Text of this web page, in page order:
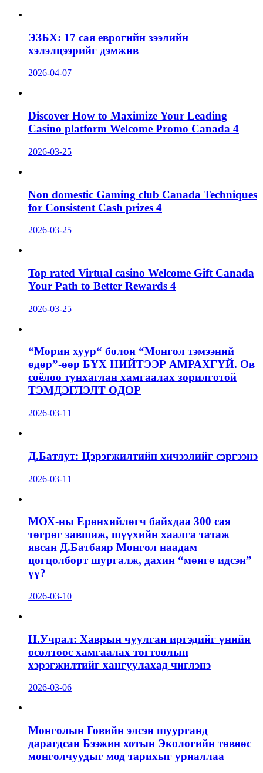
ЭЗБХ: 17 сая еврогийн зээлийн
хэлэлцээрийг дэмжив
2026-04-07
Discover How to Maximize Your Leading
Casino platform Welcome Promo Canada 4
2026-03-25
Non domestic Gaming club Canada Techniques
for Consistent Cash prizes 4
2026-03-25
Top rated Virtual casino Welcome Gift Canada
Your Path to Better Rewards 4
2026-03-25
“Морин хуур“ болон “Монгол тэмээний
өдөр”-өөр БҮХ НИЙТЭЭР АМРАХГҮЙ. Өв
соёлоо тунхаглан хамгаалах зорилготой
ТЭМДЭГЛЭЛТ ӨДӨР
2026-03-11
Д.Батлут: Цэрэгжилтийн хичээлийг сэргээнэ
2026-03-11
МОХ-ны Ерөнхийлөгч байхдаа 300 сая
төгрөг завшиж, шүүхийн хаалга татаж
явсан Д.Батбаяр Монгол наадам
цогцолборт шургалж, дахин “мөнгө идсэн”
үү?
2026-03-10
Н.Учрал: Хаврын чуулган иргэдийг үнийн
өсөлтөөс хамгаалах тогтоолын
хэрэгжилтийг хангуулахад чиглэнэ
2026-03-06
Монголын Говийн элсэн шуурганд
дарагдсан Бээжин хотын Экологийн төвөөс
монголчуудыг мод тарихыг уриаллаа